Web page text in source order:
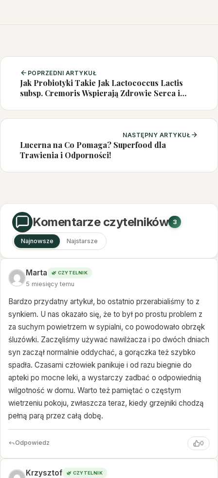
POPRZEDNI ARTYKUŁ
Jak Probiotyki Takie Jak Lactococcus Lactis
subsp. Cremoris Wspierają Zdrowie Serca i
NASTĘPNY ARTYKUŁ
Lucerna na Co Pomaga? Superfood dla
Trawienia i Odporności!
Komentarze czytelników 3
Najnowsze Najstarsze
Marta 🌿 CZYTELNIK
5 miesięcy temu
Bardzo przydatny artykuł, bo ostatnio przerabialiśmy to z
synkiem. U nas okazało się, że to był po prostu problem z
za suchym powietrzem w sypialni, co powodowało obrzęk
śluzówki. Zaczęliśmy używać nawilżacza i po dwóch dniach
syn zaczął normalnie oddychać, a gorączka też szybko
spadła. Czasami człowiek panikuje i od razu biegnie do
apteki po mocne leki, a wystarczy zadbać o odpowiednią
wilgotność w domu. Warto też pamiętać o częstym
wietrzeniu pokoju, zwłaszcza teraz, kiedy grzejniki chodzą
pełną parą przez całą dobę.
Odpowiedz 0
Krzysztof 🌿 CZYTELNIK